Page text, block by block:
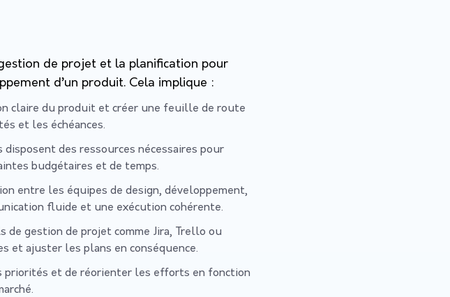
de projet et la planification pour
d’un produit. Cela implique :
claire du produit et créer une feuille de route
et les échéances.
disposent des ressources nécessaires pour
budgétaires et de temps.
entre les équipes de design, développement,
fluide et une exécution cohérente.
de gestion de projet comme Jira, Trello ou
et ajuster les plans en conséquence.
priorités et de réorienter les efforts en fonction